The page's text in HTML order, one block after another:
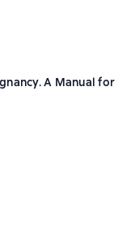
A Manual for
на основе 0 оценок